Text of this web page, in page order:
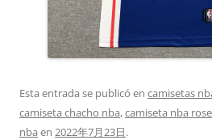
Esta entrada se publicó en camisetas
camiseta chacho nba,camiseta nba rose
nba en 2022年7月23日.